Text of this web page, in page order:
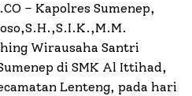
– Kapolres Sumenep,
Wirausaha Santri
di SMK Al Ittihad,
Lenteng, pada hari